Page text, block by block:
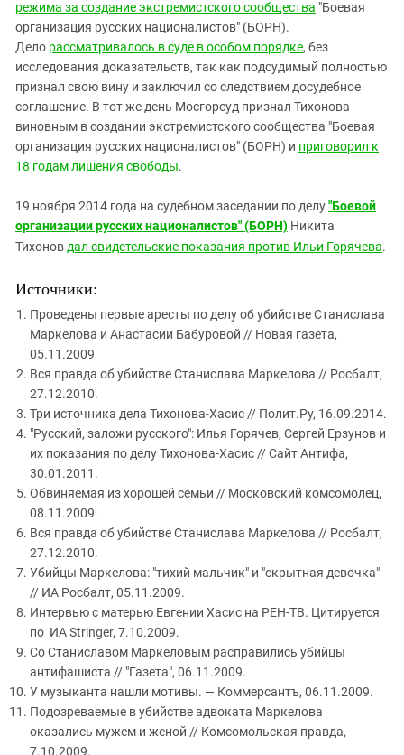
режима за создание экстремистского сообщества "Боевая
организация русских националистов" (БОРН).
Дело рассматривалось в суде в особом порядке, без
исследования доказательств, так как подсудимый полностью
признал свою вину и заключил со следствием досудебное
соглашение. В тот же день Мосгорсуд признал Тихонова
виновным в создании экстремистского сообщества "Боевая
организация русских националистов" (БОРН) и приговорил к
18 годам лишения свободы.
19 ноября 2014 года на судебном заседании по делу"Боевой
организации русских националистов" (БОРН) Никита
Тихонов дал свидетельские показания против Ильи Горячева.
Источники:
Проведены первые аресты по делу об убийстве Станислава
Маркелова и Анастасии Бабуровой // Новая газета,
05.11.2009
Вся правда об убийстве Станислава Маркелова // Росбалт,
27.12.2010.
Три источника дела Тихонова-Хасис // Полит.Ру, 16.09.2014.
"Русский, заложи русского": Илья Горячев, Сергей Ерзунов и
их показания по делу Тихонова-Хасис // Сайт Антифа,
30.01.2011.
Обвиняемая из хорошей семьи // Московский комсомолец,
08.11.2009.
Вся правда об убийстве Станислава Маркелова // Росбалт,
27.12.2010.
Убийцы Маркелова: "тихий мальчик" и "скрытная девочка"
// ИА Росбалт, 05.11.2009.
Интервью с матерью Евгении Хасис на РЕН-ТВ. Цитируется
по ИА Stringer, 7.10.2009.
Со Станиславом Маркеловым расправились убийцы
антифашиста // "Газета", 06.11.2009.
У музыканта нашли мотивы. — Коммерсантъ, 06.11.2009.
Подозреваемые в убийстве адвоката Маркелова
оказались мужем и женой // Комсомольская правда,
7.10.2009.